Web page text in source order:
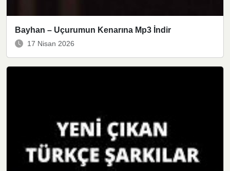
Bayhan – Uçurumun Kenarına Mp3 İndir
17 Nisan 2026